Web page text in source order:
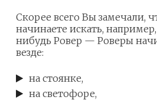
Скорее всего Вы замечали,
начинаете искать,
нибудь Ровер — Роверы
везде:
на стоянке,
на светофоре,